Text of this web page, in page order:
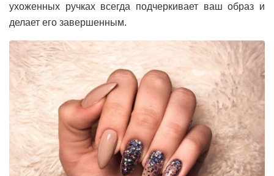
ухоженных ручках всегда подчеркивает ваш образ и
делает его завершенным.